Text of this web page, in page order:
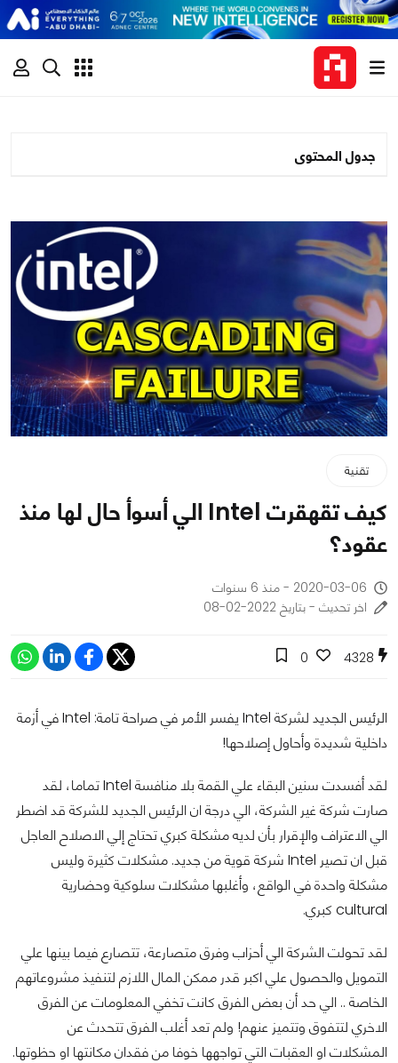
جدول المحتوى
تقنية
كيف تقهقرت Intel الي أسوأ حال لها منذ
عقود؟
2020-03-06 - منذ 6 سنوات
اخر تحديث - بتاريخ 2022-02-08
4328
0
الرئيس الجديد لشركة Intel يفسر الأمر في صراحة تامة: Intel في أزمة
داخلية شديدة وأحاول إصلاحها!
لقد أفسدت سنين البقاء علي القمة بلا منافسة Intel تماما، لقد
صارت شركة غير الشركة، الي درجة ان الرئيس الجديد للشركة قد اضطر
الي الاعتراف والإقرار بأن لديه مشكلة كبري تحتاج إلي الاصلاح العاجل
قبل ان تصير Intel شركة قوية من جديد.
مشكلات كثيرة وليس
مشكلة واحدة في الواقع، وأغلبها مشكلات سلوكية وحضارية
cultural كبري.
لقد تحولت الشركة الي أحزاب وفرق متصارعة، تتصارع فيما بينها علي
التمويل والحصول علي اكبر قدر ممكن المال اللازم لتنفيذ مشروعاتهم
الخاصة .. الي حد أن بعض الفرق كانت تخفي المعلومات عن الفرق
الاخري لتتفوق وتتميز عنهم! ولم تعد أغلب الفرق تتحدث عن
المشكلات او العقبات التي تواجهها خوفا من فقدان مكانتها او حظوتها.